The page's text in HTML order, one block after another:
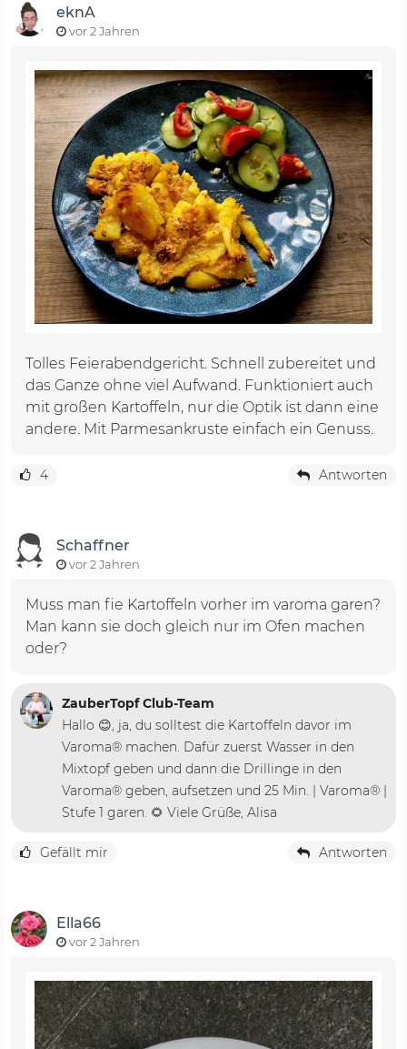
eknA
vor 2 Jahren
Tolles Feierabendgericht. Schnell zubereitet und
das Ganze ohne viel Aufwand. Funktioniert auch
mit großen Kartoffeln, nur die Optik ist dann eine
andere. Mit Parmesankruste einfach ein Genuss.
4 Antworten
Schaffner
vor 2 Jahren
Muss man fie Kartoffeln vorher im varoma garen?
Man kann sie doch gleich nur im Ofen machen
oder?
ZauberTopf Club-Team
Hallo 😊, ja, du solltest die Kartoffeln davor im
Varoma® machen. Dafür zuerst Wasser in den
Mixtopf geben und dann die Drillinge in den
Varoma® geben, aufsetzen und 25 Min. | Varoma® |
Stufe 1 garen. 🌻 Viele Grüße, Alisa
Gefällt mir Antworten
Ella66
vor 2 Jahren